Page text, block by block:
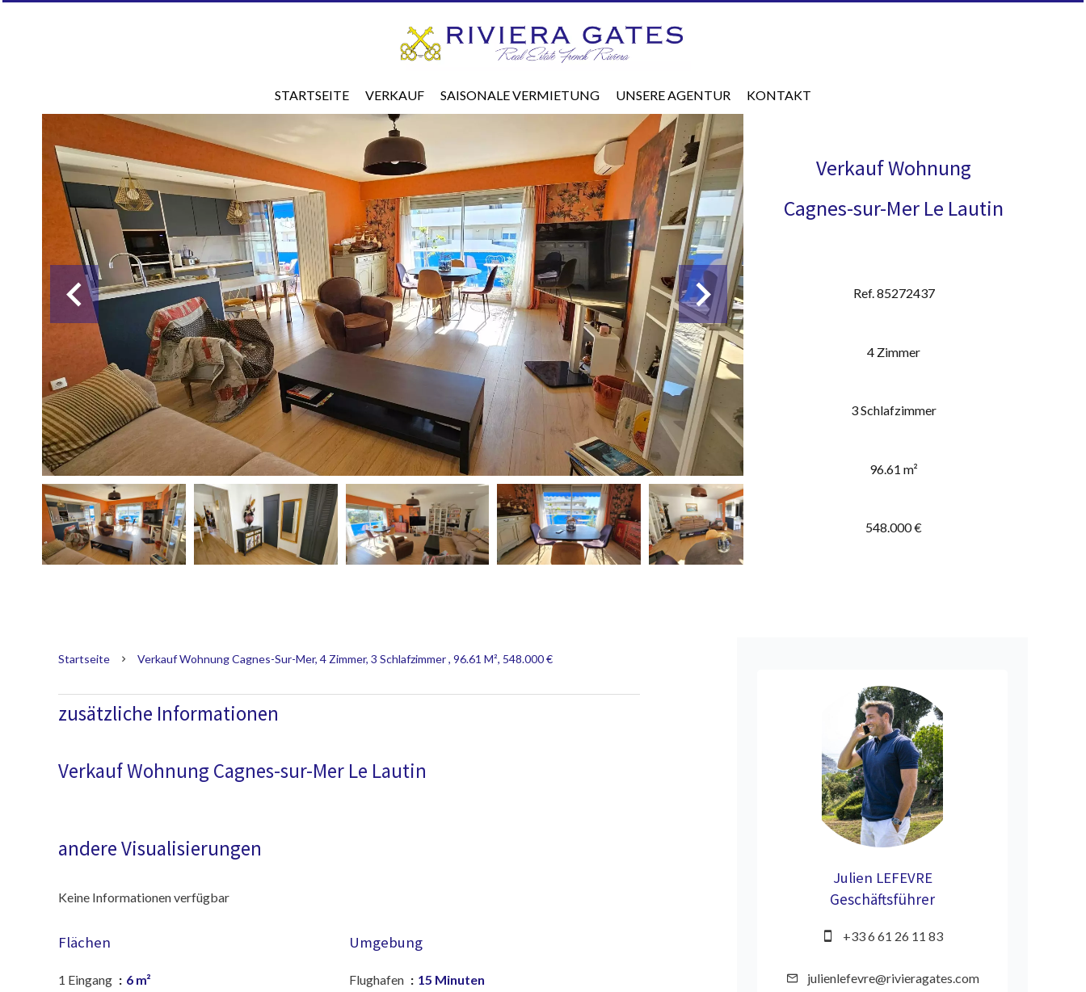
STARTSEITE VERKAUF SAISONALE VERMIETUNG UNSERE AGENTUR KONTAKT
Verkauf Wohnung
Cagnes-sur-Mer Le Lautin
Ref. 85272437
4 Zimmer
3 Schlafzimmer
96.61 m²
548.000 €
Startseite Verkauf Wohnung Cagnes-Sur-Mer, 4 Zimmer, 3 Schlafzimmer , 96.61 M², 548.000 €
zusätzliche Informationen
Verkauf Wohnung Cagnes-sur-Mer Le Lautin
andere Visualisierungen
Keine Informationen verfügbar
Flächen
1 Eingang
6 m²
Umgebung
Flughafen
15 Minuten
Julien LEFEVRE
Geschäftsführer
+33 6 61 26 11 83
julienlefevre@rivieragates.com